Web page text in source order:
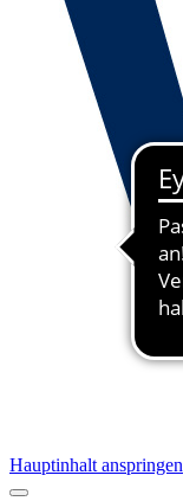
Hauptinhalt anspringen